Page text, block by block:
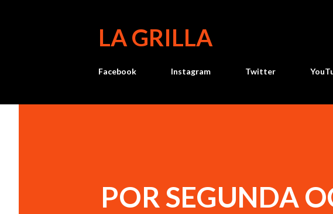
LA GRILLA
Facebook Instagram Twitter
POR SEGUNDA